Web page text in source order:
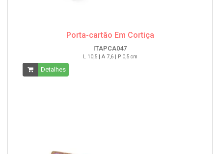
Porta-cartão Em Cortiça
ITAPCA047
L 10,5 | A 7,6 | P 0,5 cm
Detalhes